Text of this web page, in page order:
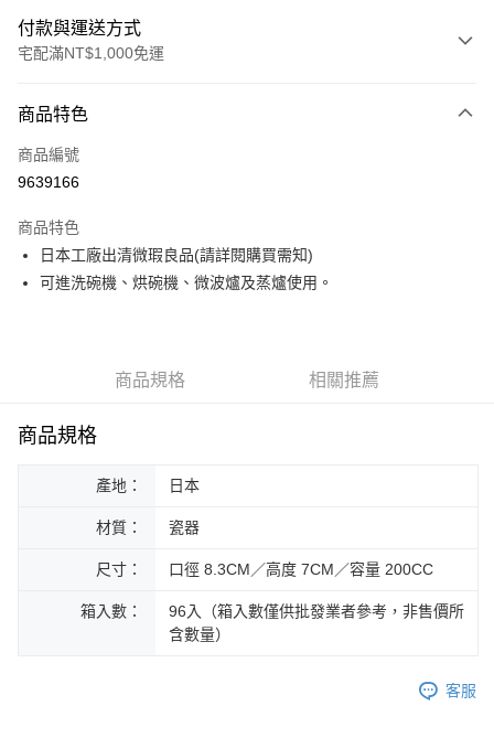
付款與運送方式
宅配滿NT$1,000免運
信用卡一次付款
LINE Pay
街口支付
悠遊付
運送方式
每筆NT$200，滿NT$1,000(含以上)免運費
黑貓外島宅配
每筆NT$360
商品特色
商品編號
9639166
商品特色
日本工廠出清微瑕良品(請詳閱購買需知)
可進洗碗機、烘碗機、微波爐及蒸爐使用。
商品規格 相關推薦
商品規格
產地： 日本
材質： 瓷器
尺寸： 口徑 8.3CM／高度 7CM／容量 200CC
箱入數：
96入（箱入數僅供批發業者參考，非售價所
含數量）
客服